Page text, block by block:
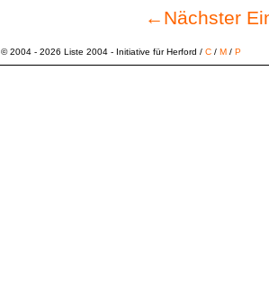
← Nächster
© 2004 - 2026 Liste 2004 - Initiative für Herford / C/ M/ P